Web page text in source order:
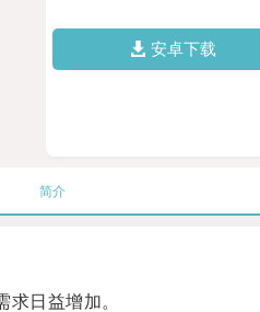
安卓下载
简介
日益增加。